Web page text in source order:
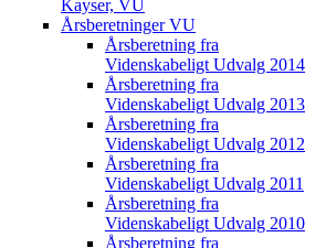
Kayser, VU
Årsberetninger VU
Årsberetning fra
Videnskabeligt Udvalg 2014
Årsberetning fra
Videnskabeligt Udvalg 2013
Årsberetning fra
Videnskabeligt Udvalg 2012
Årsberetning fra
Videnskabeligt Udvalg 2011
Årsberetning fra
Videnskabeligt Udvalg 2010
Årsberetning fra